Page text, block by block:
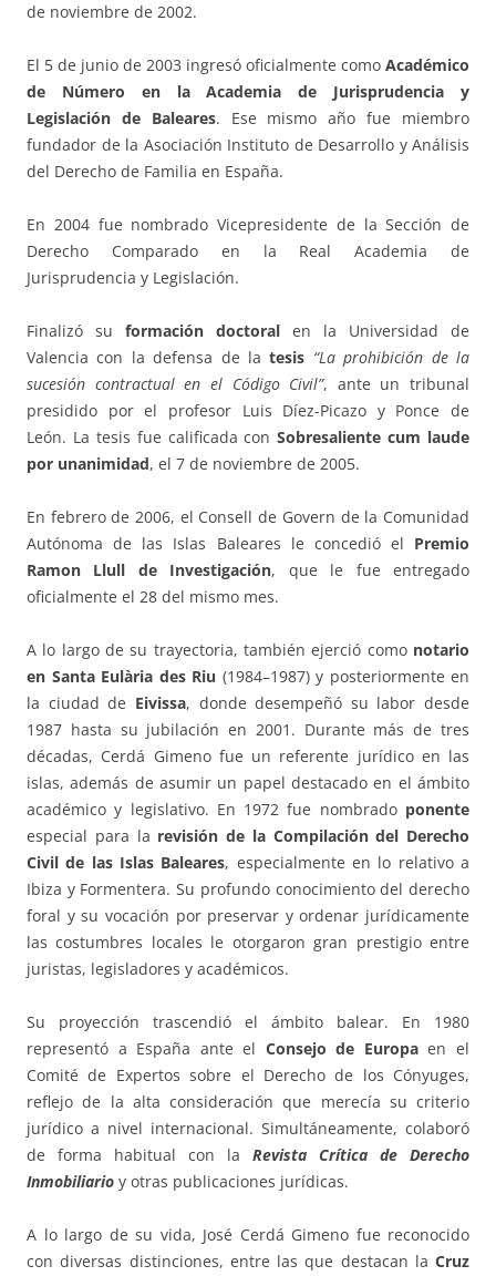
de noviembre de 2002.
El 5 de junio de 2003 ingresó oficialmente como Académico
de Número en la Academia de Jurisprudencia y
Legislación de Baleares. Ese mismo año fue miembro
fundador de la Asociación Instituto de Desarrollo y Análisis
del Derecho de Familia en España.
En 2004 fue nombrado Vicepresidente de la Sección de
Derecho Comparado en la Real Academia de
Jurisprudencia y Legislación.
Finalizó su formación doctoral en la Universidad de
Valencia con la defensa de latesis “La prohibición de la
sucesión contractual en el Código Civil”, ante un tribunal
presidido por el profesor Luis Díez-Picazo y Ponce de
León. La tesis fue calificada conSobresaliente cum laude
por unanimidad, el 7 de noviembre de 2005.
En febrero de 2006, el Consell de Govern de la Comunidad
Autónoma de las Islas Baleares le concedió el Premio
Ramon Llull de Investigación, que le fue entregado
oficialmente el 28 del mismo mes.
A lo largo de su trayectoria, también ejerció como notario
en Santa Eulària des Riu (1984–1987) y posteriormente en
la ciudad de Eivissa, donde desempeñó su labor desde
1987 hasta su jubilación en 2001. Durante más de tres
décadas, Cerdá Gimeno fue un referente jurídico en las
islas, además de asumir un papel destacado en el ámbito
académico y legislativo. En 1972 fue nombrado ponente
especial para la revisión de la Compilación del Derecho
Civil de las Islas Baleares, especialmente en lo relativo a
Ibiza y Formentera. Su profundo conocimiento del derecho
foral y su vocación por preservar y ordenar jurídicamente
las costumbres locales le otorgaron gran prestigio entre
juristas, legisladores y académicos.
Su proyección trascendió el ámbito balear. En 1980
representó a España ante el Consejo de Europaen el
Comité de Expertos sobre el Derecho de los Cónyuges,
reflejo de la alta consideración que merecía su criterio
jurídico a nivel internacional. Simultáneamente, colaboró
de forma habitual con la Revista Crítica de Derecho
Inmobiliario y otras publicaciones jurídicas.
A lo largo de su vida, José Cerdá Gimeno fue reconocido
con diversas distinciones, entre las que destacan la Cruz